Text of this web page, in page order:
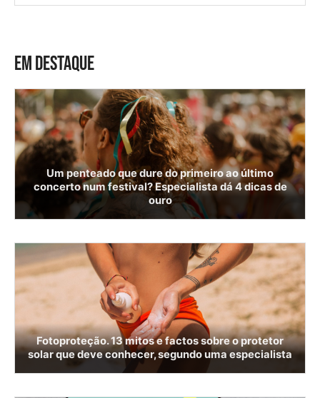
EM DESTAQUE
Um penteado que dure do primeiro ao último
concerto num festival? Especialista dá 4 dicas de
ouro
Fotoproteção. 13 mitos e factos sobre o protetor
solar que deve conhecer, segundo uma especialista